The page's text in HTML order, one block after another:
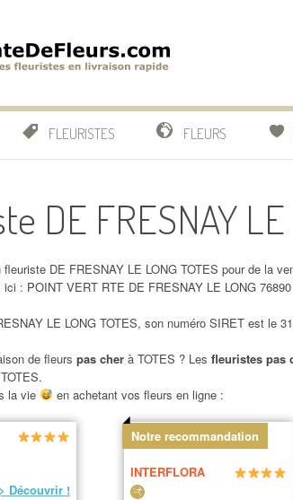
FLEURISTES FLEURS
DE FRESNAY LE
DE FRESNAY LE LONG TOTES pour de la
: POINT VERT RTE DE FRESNAY LE LONG
LE LONG TOTES, son numéro SIRET est le
de fleurs pas cherà TOTES ? Les fleuristes pas
la vie
en achetant vos fleurs en ligne :
> Découvrir !
Notre recommandation
INTERFLORA